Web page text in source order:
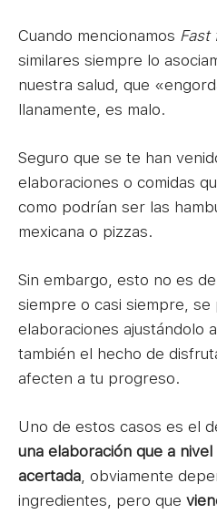
Cuando mencionamos Fast
similares siempre lo
nuestra salud, que
llanamente, es malo.
Seguro que se te han
elaboraciones o comidas
como podrían ser las
mexicana o pizzas.
Sin embargo, esto no es
siempre o casi siempre,
elaboraciones ajustándolo
también el hecho de
afecten a tu progreso.
Uno de estos casos es el
una elaboración que a
acertada , obviamente
ingredientes, pero que